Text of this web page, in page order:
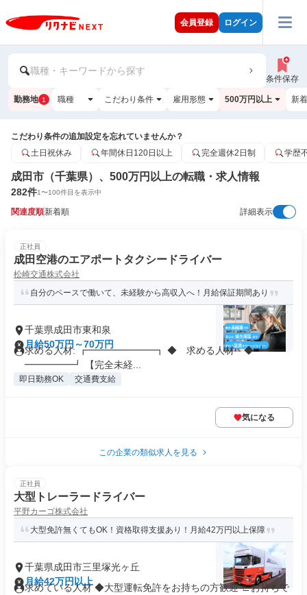
会員登録 ログイン
職種・キーワードから探す
条件保存
勤務地 1 職種 こだわり条件 雇用形態 500万円以上 新
こだわり条件の追加設定を忘れていませんか？
土日祝休み
年間休日120日以上 完全週休2日制 学歴
成田市（千葉県）、500万円以上の転職・求人情報
282件1〜100件目を表示中
関連度順新着順 詳細表示
正社員
成田空港のエアポートタクシードライバー
松崎交通株式会社
自分のペースで働いて、未経験から高収入へ！月給保証期間あり
千葉県成田市東和泉
月給50万円～70万円
求める人材: ┏━━━━━━━┓ ◆ 求める人材 ◆ ┗━━
━━━━━┛ 【完全未経...
即日勤務OK 交通費支給
気になる
この企業の類似求人を見る
正社員
大型トレーラードライバー
平野カーゴ株式会社
大型免許無くてもOK！資格取得支援あり！月給42万円以上保障
千葉県成田市三里塚光ヶ丘
月給42万円以上
求めている人材 ◆大型運転免許をお持ちの方歓迎 ∟お持ちで